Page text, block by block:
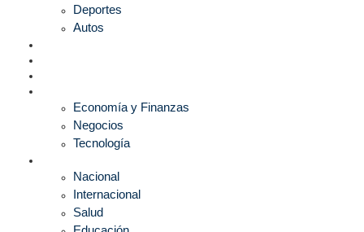
Deportes
Autos
Economía y Finanzas
Negocios
Tecnología
Nacional
Internacional
Salud